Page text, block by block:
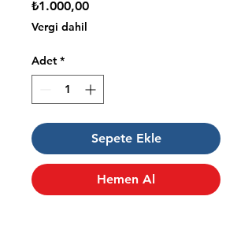
₺1.000,00Fiyat
Vergi dahil
Adet *
Sepete Ekle
Hemen Al